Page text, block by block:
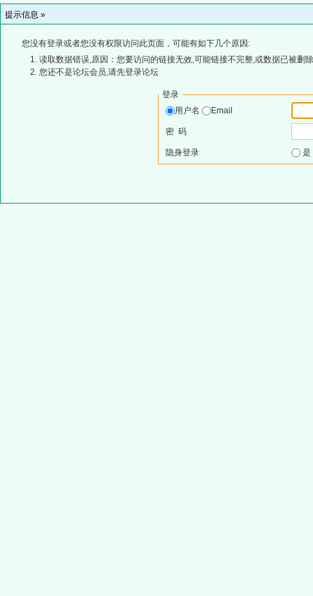
提示信息 »
您没有登录或者您没有权限访问此页面，可能有如下几个原因:
读取数据错误,原因：您要访问的链接无效,可能链接不完整,或数据已被删
您还不是论坛会员,请先登录论坛
登录
用户名
Email
密 码
隐身登录